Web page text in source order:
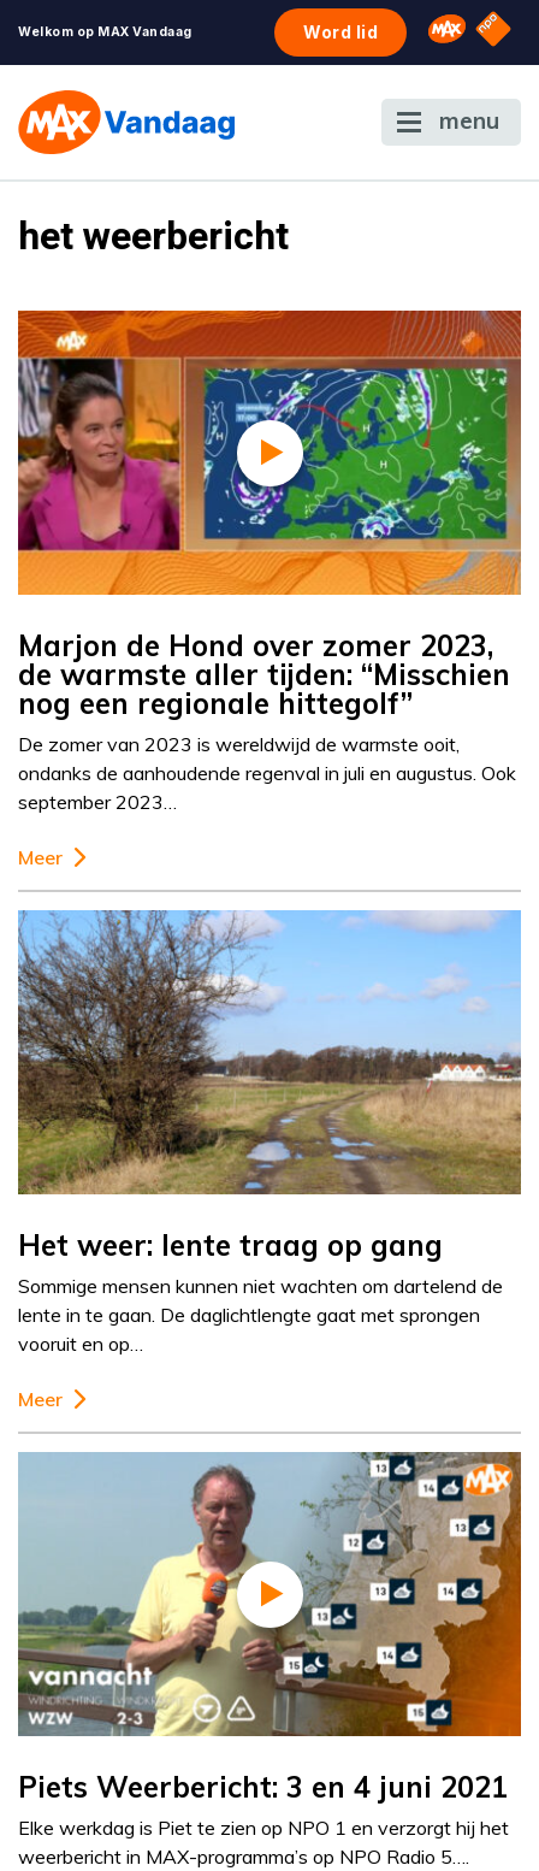
Welkom op MAX Vandaag Word lid Omroep
NPO
menu
het weerbericht
Marjon de Hond over zomer 2023,
de warmste aller tijden: “Misschien
nog een regionale hittegolf”
De zomer van 2023 is wereldwijd de warmste ooit,
ondanks de aanhoudende regenval in juli en augustus. Ook
september 2023…
Meer
Het weer: lente traag op gang
Sommige mensen kunnen niet wachten om dartelend de
lente in te gaan. De daglichtlengte gaat met sprongen
vooruit en op…
Meer
Piets Weerbericht: 3 en 4 juni 2021
Elke werkdag is Piet te zien op NPO 1 en verzorgt hij het
weerbericht in MAX-programma’s op NPO Radio 5….